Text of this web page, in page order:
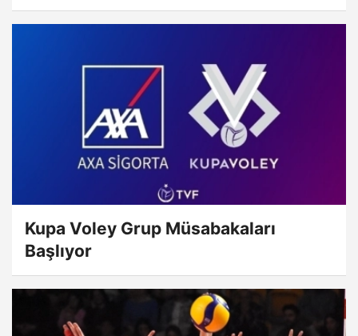
Kupa Voley Grup Müsabakaları
Başlıyor